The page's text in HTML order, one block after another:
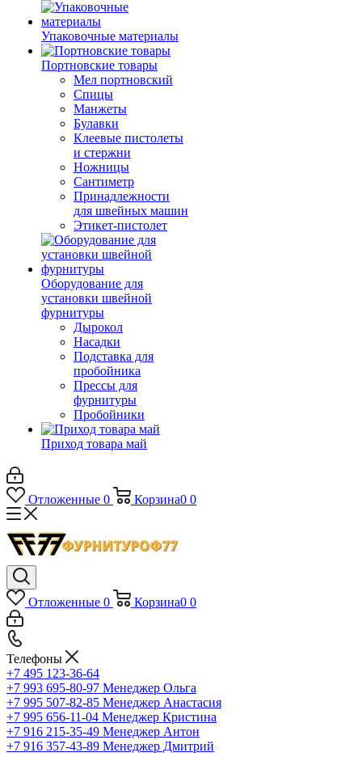
Упаковочные материалы
Портновские товары
Мел портновский
Спицы
Манжеты
Булавки
Клеевые пистолеты
и стержни
Ножницы
Сантиметр
Принадлежности
для швейных машин
Этикет-пистолет
Оборудование для
установки швейной
фурнитуры
Дырокол
Насадки
Подставка для
пробойника
Прессы для
фурнитуры
Пробойники
Приход товара май
Отложенные 0 Корзина0 0
Отложенные 0 Корзина0 0
Телефоны
+7 495 123-36-64
+7 993 695-80-97 Менеджер Ольга
+7 995 507-82-85 Менеджер Анастасия
+7 995 656-11-04 Менеджер Кристина
+7 916 215-35-49 Менеджер Антон
+7 916 357-43-89 Менеджер Дмитрий